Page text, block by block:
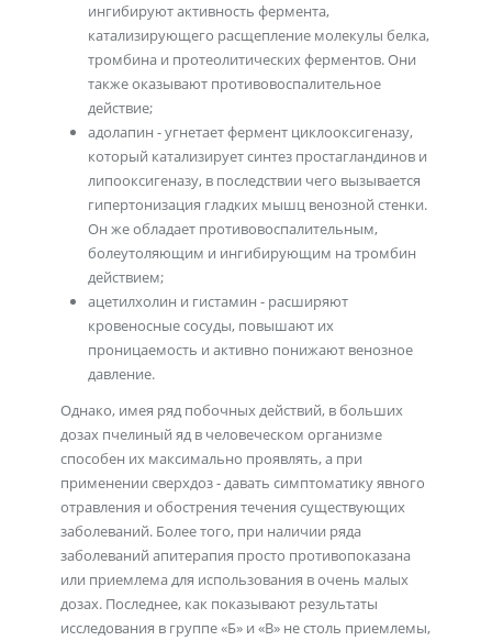
ингибируют активность фермента,
катализирующего расщепление молекулы белка,
тромбина и протеолитических ферментов. Они
также оказывают противовоспалительное
действие;
адолапин - угнетает фермент циклооксигеназу,
который катализирует синтез простагландинов и
липооксигеназу, в последствии чего вызывается
гипертонизация гладких мышц венозной стенки.
Он же обладает противовоспалительным,
болеутоляющим и ингибирующим на тромбин
действием;
ацетилхолин и гистамин - расширяют
кровеносные сосуды, повышают их
проницаемость и активно понижают венозное
давление.
Однако, имея ряд побочных действий, в больших
дозах пчелиный яд в человеческом организме
способен их максимально проявлять, а при
применении сверхдоз - давать симптоматику явного
отравления и обострения течения существующих
заболеваний. Более того, при наличии ряда
заболеваний апитерапия просто противопоказана
или приемлема для использования в очень малых
дозах. Последнее, как показывают результаты
исследования в группе «Б» и «В» не столь приемлемы,